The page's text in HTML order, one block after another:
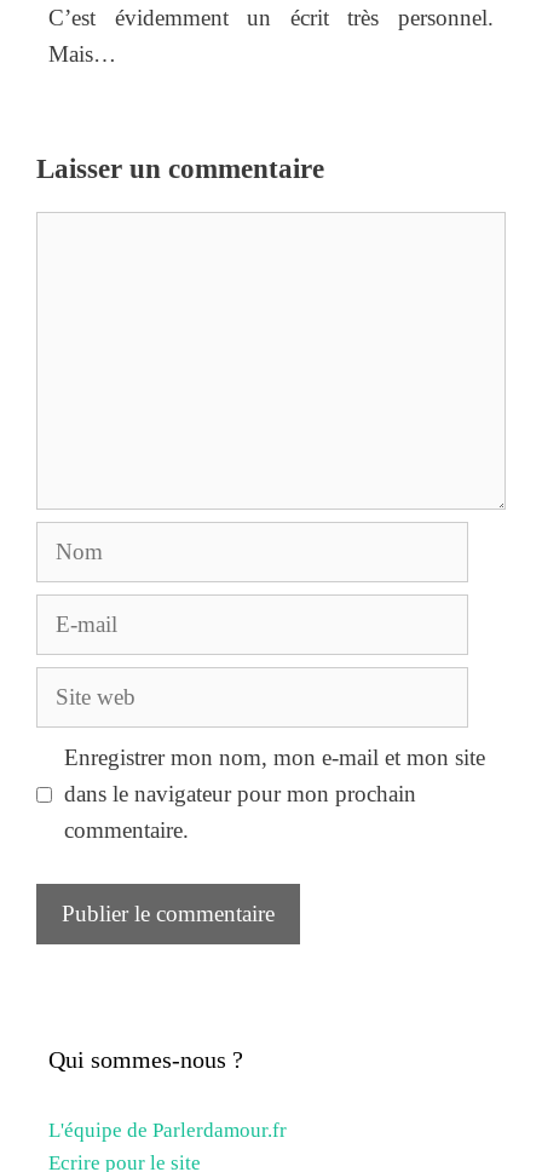
C’est évidemment un écrit très personnel.
Mais…
Laisser un commentaire
Nom
E-
Site
Enregistrer mon nom, mon e-mail et mon site
dans le navigateur pour mon prochain
commentaire.
Qui sommes-nous ?
L'équipe de Parlerdamour.fr
Ecrire pour le site